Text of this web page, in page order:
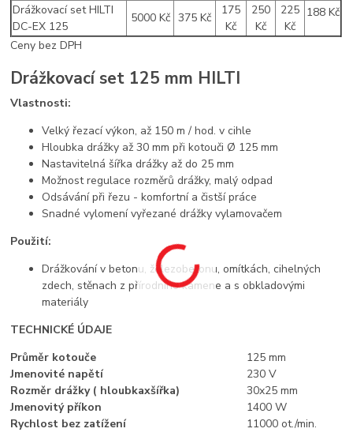
Drážkovací set HILTI
DC-EX 125
5000 Kč 375 Kč
175
Kč
250
Kč
225
Kč
188 Kč
Ceny bez DPH
Drážkovací set 125 mm HILTI
Vlastnosti:
Velký řezací výkon, až 150 m / hod. v cihle
Hloubka drážky až 30 mm při kotouči Ø 125 mm
Nastavitelná šířka drážky až do 25 mm
Možnost regulace rozměrů drážky, malý odpad
Odsávání při řezu - komfortní a čistší práce
Snadné vylomení vyřezané drážky vylamovačem
Použití:
Drážkování v betonu, železobetonu, omítkách, cihelných
zdech, stěnach z přírodního kamene a s obkladovými
materiály
TECHNICKÉ ÚDAJE
Průměr kotouče
125 mm
Jmenovité napětí
230 V
Rozměr drážky ( hloubkaxšířka)
30x25 mm
Jmenovitý příkon
1400 W
Rychlost bez zatížení--- 11000 ot./min.